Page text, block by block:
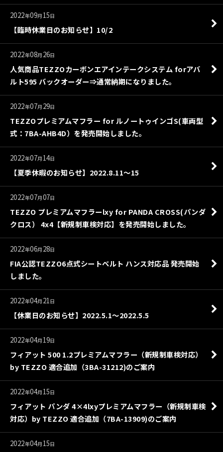
2022年09月 15日
【臨時休業日のお知らせ】10/2
2022年08月 26日
人気商品TEZZOカーボンエアインテークシステム forアバ
ルト595 バックオーダー⇒通常納期になりました。
2022年07月 29日
TEZZOプレミアムマフラー for ルノートゥインゴS(車両型
式：7BA-AHB4D）を発売開始しました。
2022年07月 14日
【夏季休暇のお知らせ】2022.8.11〜15
2022年07月07日
TEZZO プレミアムマフラーlxy for PANDA CROSS(パンダ
クロス） 4x4【新規制車検対応】を発売開始しました。
2022年06月 28日
FIA公認TEZZO6点式シートベルト ハンス対応品 発売開始
しました。
2022年04月 21日
【休業日のお知らせ】2022.5.1〜2022.5.5
2022年04月 19日
フィアット 500 1.2プレミアムマフラー（新規制車検対応）
by TEZZO 適合追加（3BA-31212)のご案内
2022年04月 15日
フィアット パンダ 4×4lxyプレミアムマフラー（新規制車検
対応）by TEZZO 適合追加（7BA-13909)のご案内
2022年04月 15日